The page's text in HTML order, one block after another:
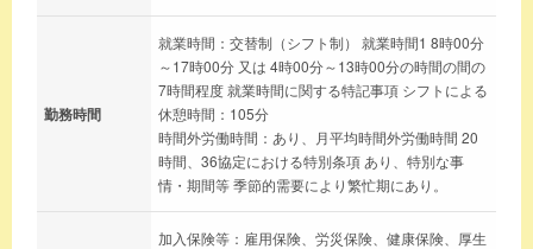
勤務時間
就業時間：交替制（シフト制） 就業時間1 8時00分
～17時00分 又は 4時00分～13時00分の時間の間の
7時間程度 就業時間に関する特記事項 シフトによる
休憩時間：105分
時間外労働時間：あり、月平均時間外労働時間 20
時間、36協定における特別条項 あり、特別な事
情・期間等 季節的需要により繁忙期にあり。
加入保険等：雇用保険、労災保険、健康保険、厚生